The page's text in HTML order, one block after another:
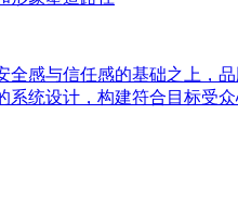
全感与信任感的基础之上，
统设计，构建符合目标受众